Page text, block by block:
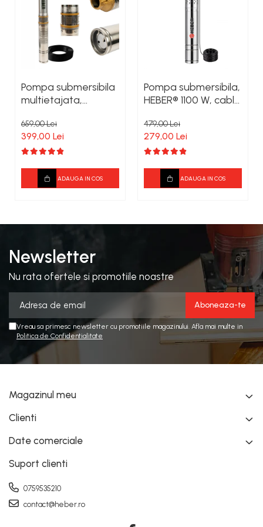
Pompa submersibila
multietajata,
1500W, cu 8 turbine,
cablu de alimentare
15 metri
659,00 Lei
399,00 Lei
ADAUGA IN COS
Pompa submersibila,
HEBER® 1100 W, cablu
479,00 Lei
279,00 Lei
ADAUGA IN COS
Newsletter
Nu rata ofertele si promotiile noastre
Vreau sa primesc newsletter cu promotiile magazinului. Afla mai multe in
Politica de Confidentialitate
Magazinul meu
Clienti
Date comerciale
Suport clienti
0759535210
contact@heber.ro